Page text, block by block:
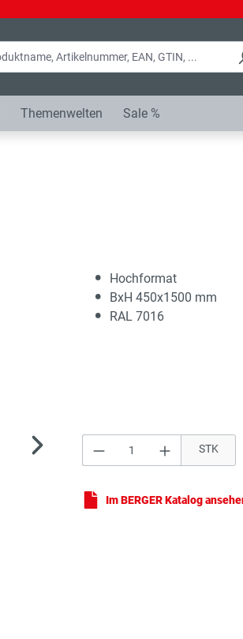
Themenwelten Sale %
Hochformat
BxH 450x1500 mm
RAL 7016
Produkt Anzahl:
STK
Im BERGER Katalog